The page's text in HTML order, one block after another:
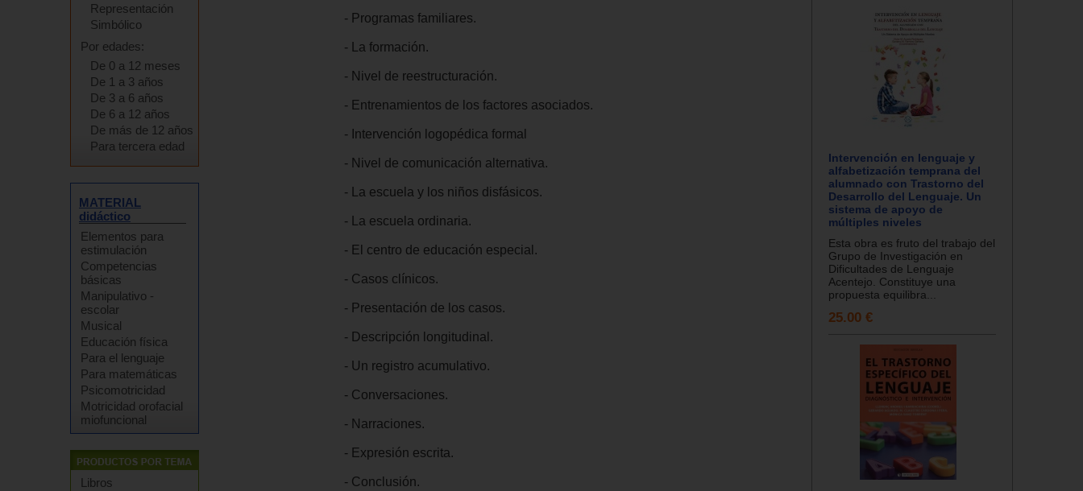
Representación
Simbólico
Por edades:
De 0 a 12 meses
De 1 a 3 años
De 3 a 6 años
De 6 a 12 años
De más de 12 años
Para tercera edad
MATERIAL
didáctico
Elementos para
estimulación
Competencias
básicas
Manipulativo -
escolar
Musical
Educación física
Para el lenguaje
Para matemáticas
Psicomotricidad
Motricidad orofacial
miofuncional
Libros
- Programas familiares.
- La formación.
- Nivel de reestructuración.
- Entrenamientos de los factores asociados.
- Intervención logopédica formal
- Nivel de comunicación alternativa.
- La escuela y los niños disfásicos.
- La escuela ordinaria.
- El centro de educación especial.
- Casos clínicos.
- Presentación de los casos.
- Descripción longitudinal.
- Un registro acumulativo.
- Conversaciones.
- Narraciones.
- Expresión escrita.
- Conclusión.
Intervención en lenguaje y
alfabetización temprana del
alumnado con Trastorno del
Desarrollo del Lenguaje. Un
sistema de apoyo de
múltiples niveles
Esta obra es fruto del trabajo del
Grupo de Investigación en
Dificultades de Lenguaje
Acentejo. Constituye una
propuesta equilibra...
25.00 €